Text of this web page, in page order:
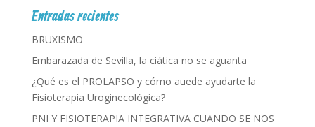
Entradas recientes
BRUXISMO
Embarazada de Sevilla, la ciática no se aguanta
¿Qué es el PROLAPSO y cómo auede ayudarte la
Fisioterapia Uroginecológica?
PNI Y FISIOTERAPIA INTEGRATIVA CUANDO SE NOS